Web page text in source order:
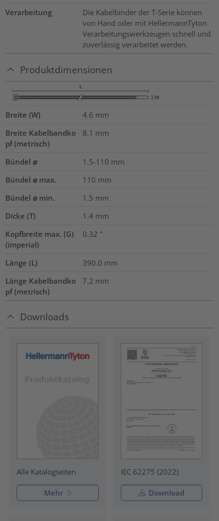
Verarbeitung
Die Kabelbinder der T-Serie können
von Hand oder mit HellermannTyton
Verarbeitungswerkzeugen schnell und
zuverlässig verarbeitet werden.
Produktdimensionen
Breite (W) 4.6 mm
Breite Kabelbandko
pf (metrisch)
8.1 mm
Bündel ⌀ 1.5-110 mm
Bündel ⌀ max.
110 mm
Bündel ⌀ min.
1.5 mm
Dicke (T)
1.4 mm
Kopfbreite max. (G)
(imperial)
0.32 "
Länge (L) 390.0 mm
Länge Kabelbandko
pf (metrisch)
7.2 mm
Downloads
Alle Katalogseiten
Mehr
IEC 62275 (2022)
Download